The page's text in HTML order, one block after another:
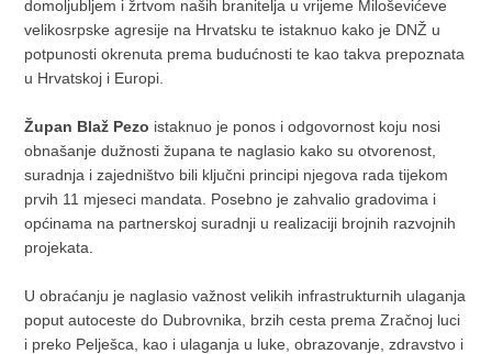
domoljubljem i žrtvom naših branitelja u vrijeme Miloševićeve
velikosrpske agresije na Hrvatsku te istaknuo kako je DNŽ u
potpunosti okrenuta prema budućnosti te kao takva prepoznata
u Hrvatskoj i Europi.
Župan Blaž Pezo istaknuo je ponos i odgovornost koju nosi
obnašanje dužnosti župana te naglasio kako su otvorenost,
suradnja i zajedništvo bili ključni principi njegova rada tijekom
prvih 11 mjeseci mandata. Posebno je zahvalio gradovima i
općinama na partnerskoj suradnji u realizaciji brojnih razvojnih
projekata.
U obraćanju je naglasio važnost velikih infrastrukturnih ulaganja
poput autoceste do Dubrovnika, brzih cesta prema Zračnoj luci
i preko Pelješca, kao i ulaganja u luke, obrazovanje, zdravstvo i